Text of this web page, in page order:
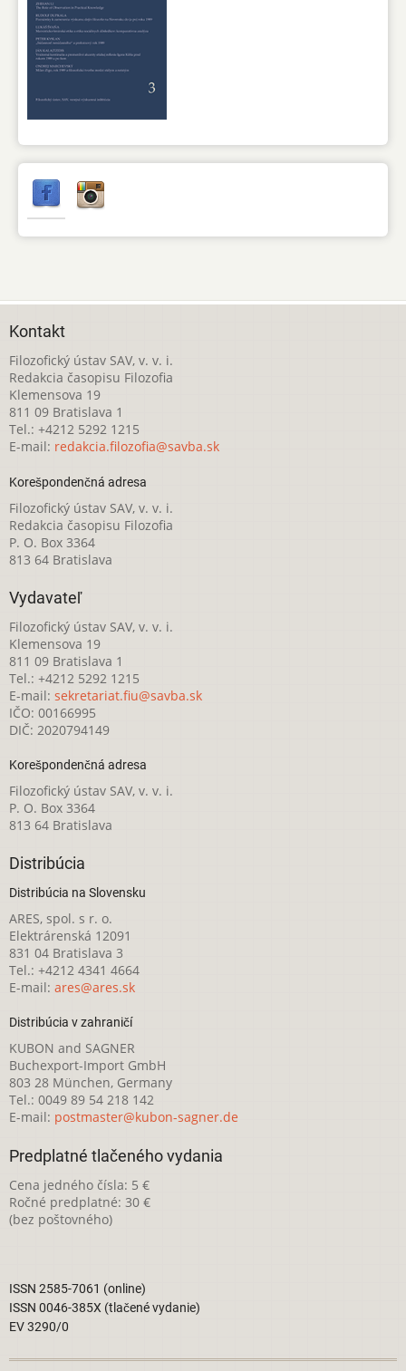
Kontakt
Filozofický ústav SAV, v. v. i.
Redakcia časopisu Filozofia
Klemensova 19
811 09 Bratislava 1
Tel.: +4212 5292 1215
E-mail: redakcia.filozofia@savba.sk
Korešpondenčná adresa
Filozofický ústav SAV, v. v. i.
Redakcia časopisu Filozofia
P. O. Box 3364
813 64 Bratislava
Vydavateľ
Filozofický ústav SAV, v. v. i.
Klemensova 19
811 09 Bratislava 1
Tel.: +4212 5292 1215
E-mail: sekretariat.fiu@savba.sk
IČO: 00166995
DIČ: 2020794149
Korešpondenčná adresa
Filozofický ústav SAV, v. v. i.
P. O. Box 3364
813 64 Bratislava
Distribúcia
Distribúcia na Slovensku
ARES, spol. s r. o.
Elektrárenská 12091
831 04 Bratislava 3
Tel.: +4212 4341 4664
E-mail: ares@ares.sk
Distribúcia v zahraničí
KUBON and SAGNER
Buchexport-Import GmbH
803 28 München, Germany
Tel.: 0049 89 54 218 142
E-mail: postmaster@kubon-sagner.de
Predplatné tlačeného vydania
Cena jedného čísla: 5 €
Ročné predplatné: 30 €
(bez poštovného)
ISSN 2585-7061 (online)
ISSN 0046-385X (tlačené vydanie)
EV 3290/0